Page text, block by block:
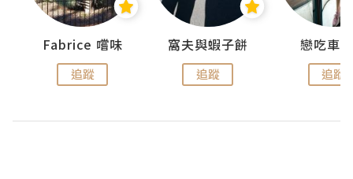
Fabrice 嚐味
追蹤
窩夫與蝦子餅
追蹤
戀吃車
追蹤